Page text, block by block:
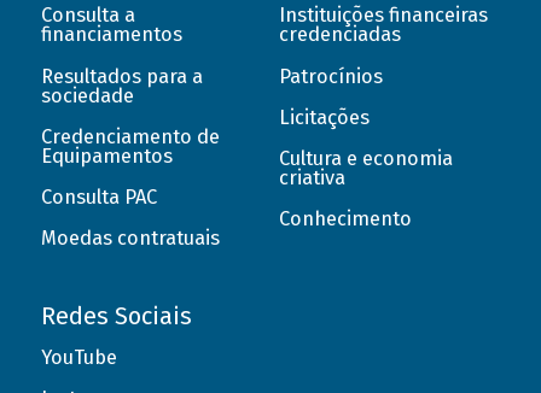
Consulta a
financiamentos
Resultados para a
sociedade
Credenciamento de
Equipamentos
Consulta PAC
Moedas contratuais
Instituições financeiras
credenciadas
Patrocínios
Licitações
Cultura e economia
criativa
Conhecimento
Redes Sociais
YouTube